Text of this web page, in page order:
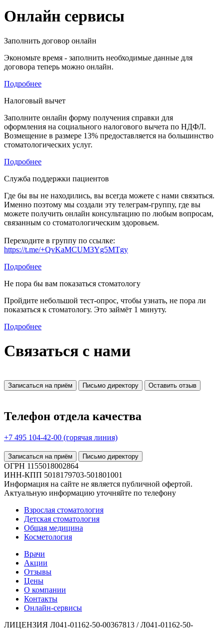
Онлайн сервисы
Заполнить договор онлайн
Экономьте время - заполнить необходимые данные для
договора теперь можно онлайн.
Подробнее
Налоговый вычет
Заполните онлайн форму получения справки для
оформления на социального налогового вычета по НДФЛ.
Возмещение в размере 13% предоставляется на большинство
стоматологических услуг.
Подробнее
Служба поддержки пациентов
Где бы вы не находились, вы всегда можете с нами связаться.
Именно поэтому мы создали эту телеграм-группу, где вы
можете получить онлайн консультацию по любым вопросам,
связанным со стоматологическим здоровьем.
Переходите в группу по ссылке:
https://t.me/+QvKaMCUM3Yg5MTgy
Подробнее
Не пора бы вам показаться стоматологу
Пройдите небольшой тест-опрос, чтобы узнать, не пора ли
показаться к стоматологу. Это займёт 1 минуту.
Подробнее
Связаться с нами
Записаться на приём Письмо директору Оставить отзыв
Телефон отдела качества
+7 495 104-42-00 (горячая линия)
Записаться на приём Письмо директору
ОГРН 1155018002864
ИНН-КПП 5018179703-501801001
Информация на сайте не является публичной офертой.
Актуальную информацию уточняйте по телефону
Взрослая стоматология
Детская стоматология
Общая медицина
Косметология
Врачи
Акции
Отзывы
Цены
О компании
Контакты
Онлайн-сервисы
ЛИЦЕНЗИЯ Л041-01162-50-00367813 / Л041-01162-50-